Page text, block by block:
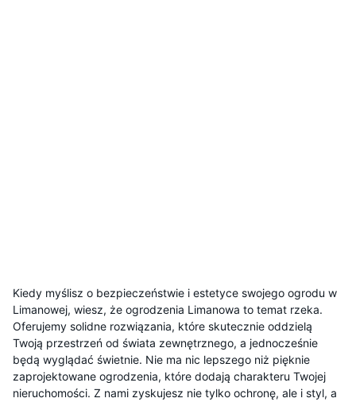
Kiedy myślisz o bezpieczeństwie i estetyce swojego ogrodu w
Limanowej, wiesz, że ogrodzenia Limanowa to temat rzeka.
Oferujemy solidne rozwiązania, które skutecznie oddzielą
Twoją przestrzeń od świata zewnętrznego, a jednocześnie
będą wyglądać świetnie. Nie ma nic lepszego niż pięknie
zaprojektowane ogrodzenia, które dodają charakteru Twojej
nieruchomości. Z nami zyskujesz nie tylko ochronę, ale i styl, a